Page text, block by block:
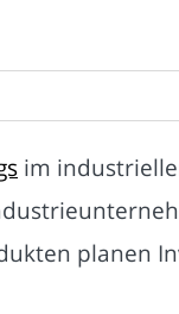
im
planen